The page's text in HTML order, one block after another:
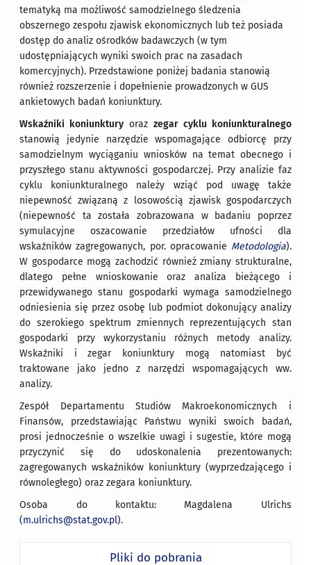
tematyką ma możliwość samodzielnego śledzenia
obszernego zespołu zjawisk ekonomicznych lub też posiada
dostęp do analiz ośrodków badawczych (w tym
udostępniających wyniki swoich prac na zasadach
komercyjnych). Przedstawione poniżej badania stanowią
również rozszerzenie i dopełnienie prowadzonych w GUS
ankietowych badań koniunktury.
Wskaźniki koniunktury oraz zegar cyklu koniunkturalnego
stanowią jedynie narzędzie wspomagające odbiorcę przy
samodzielnym wyciąganiu wniosków na temat obecnego i
przyszłego stanu aktywności gospodarczej. Przy analizie faz
cyklu koniunkturalnego należy wziąć pod uwagę także
niepewność związaną z losowością zjawisk gospodarczych
(niepewność ta została zobrazowana w badaniu poprzez
symulacyjne oszacowanie przedziałów ufności dla
wskaźników zagregowanych, por. opracowanie Metodologia).
W gospodarce mogą zachodzić również zmiany strukturalne,
dlatego pełne wnioskowanie oraz analiza bieżącego i
przewidywanego stanu gospodarki wymaga samodzielnego
odniesienia się przez osobę lub podmiot dokonujący analizy
do szerokiego spektrum zmiennych reprezentujących stan
gospodarki przy wykorzystaniu różnych metody analizy.
Wskaźniki i zegar koniunktury mogą natomiast być
traktowane jako jedno z narzędzi wspomagających ww.
analizy.
Zespół Departamentu Studiów Makroekonomicznych i
Finansów, przedstawiając Państwu wyniki swoich badań,
prosi jednocześnie o wszelkie uwagi i sugestie, które mogą
przyczynić się do udoskonalenia prezentowanych:
zagregowanych wskaźników koniunktury (wyprzedzającego i
równoległego) oraz zegara koniunktury.
Osoba do kontaktu: Magdalena Ulrichs
(m.ulrichs@stat.gov.pl).
Pliki do pobrania